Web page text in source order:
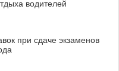
водителей
при сдаче экзаменов